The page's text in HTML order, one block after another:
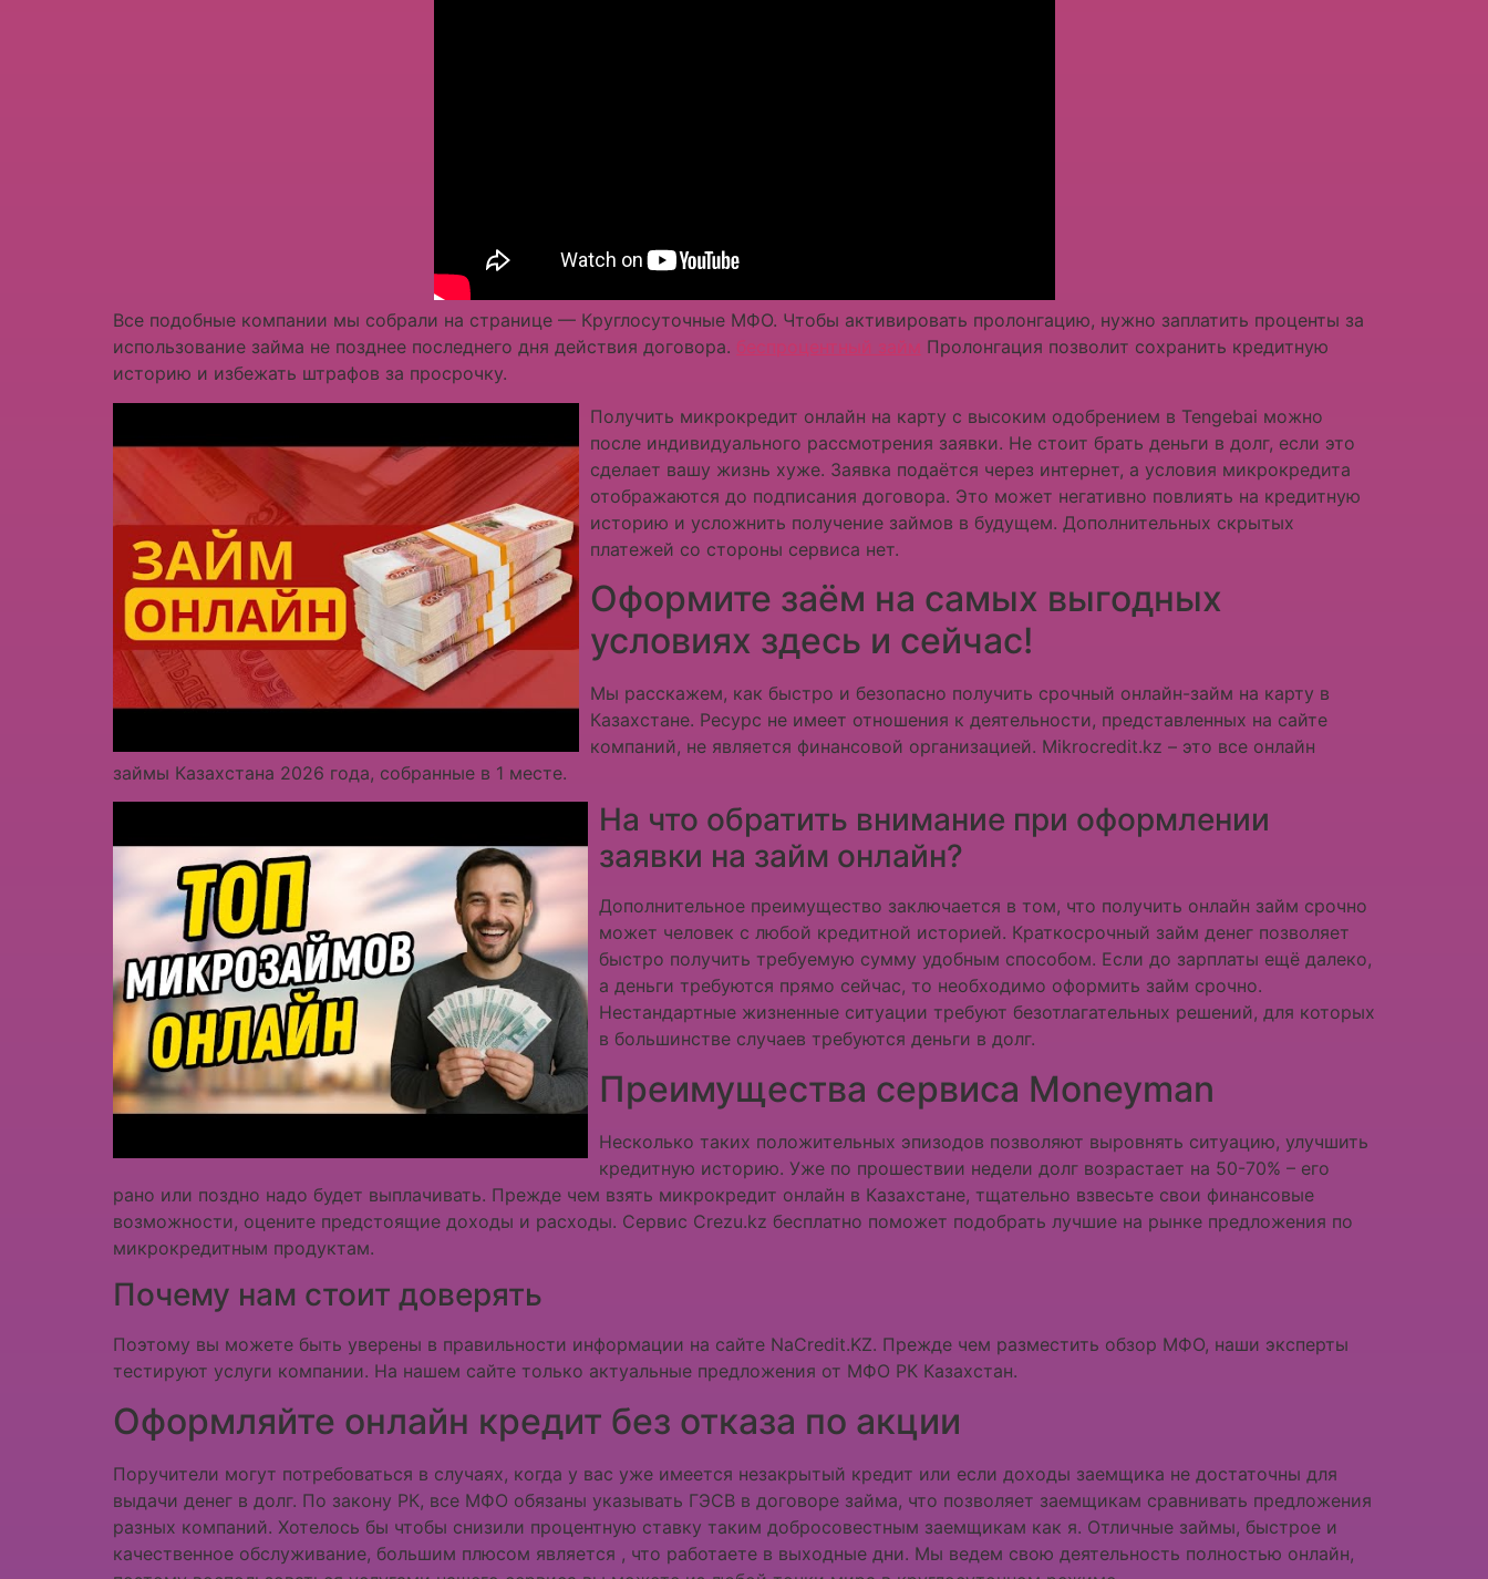
Все подобные компании мы собрали на странице — Круглосуточные МФО. Чтобы активировать пролонгацию, нужно заплатить проценты за
использование займа не позднее последнего дня действия договора. беспроцентный займ Пролонгация позволит сохранить кредитную
историю и избежать штрафов за просрочку.
Получить микрокредит онлайн на карту с высоким одобрением в Tengebai можно
после индивидуального рассмотрения заявки. Не стоит брать деньги в долг, если это
сделает вашу жизнь хуже. Заявка подаётся через интернет, а условия микрокредита
отображаются до подписания договора. Это может негативно повлиять на кредитную
историю и усложнить получение займов в будущем. Дополнительных скрытых
платежей со стороны сервиса нет.
Оформите заём на самых выгодных
условиях здесь и сейчас!
Мы расскажем, как быстро и безопасно получить срочный онлайн-займ на карту в
Казахстане. Ресурс не имеет отношения к деятельности, представленных на сайте
компаний, не является финансовой организацией. Mikrocredit.kz – это все онлайн
займы Казахстана 2026 года, собранные в 1 месте.
На что обратить внимание при оформлении
заявки на займ онлайн?
Дополнительное преимущество заключается в том, что получить онлайн займ срочно
может человек с любой кредитной историей. Краткосрочный займ денег позволяет
быстро получить требуемую сумму удобным способом. Если до зарплаты ещё далеко,
а деньги требуются прямо сейчас, то необходимо оформить займ срочно.
Нестандартные жизненные ситуации требуют безотлагательных решений, для которых
в большинстве случаев требуются деньги в долг.
Преимущества сервиса Moneyman
Несколько таких положительных эпизодов позволяют выровнять ситуацию, улучшить
кредитную историю. Уже по прошествии недели долг возрастает на 50-70% – его
рано или поздно надо будет выплачивать. Прежде чем взять микрокредит онлайн в Казахстане, тщательно взвесьте свои финансовые
возможности, оцените предстоящие доходы и расходы. Сервис Crezu.kz бесплатно поможет подобрать лучшие на рынке предложения по
микрокредитным продуктам.
Почему нам стоит доверять
Поэтому вы можете быть уверены в правильности информации на сайте NaCredit.KZ. Прежде чем разместить обзор МФО, наши эксперты
тестируют услуги компании. На нашем сайте только актуальные предложения от МФО РК Казахстан.
Оформляйте онлайн кредит без отказа по акции
Поручители могут потребоваться в случаях, когда у вас уже имеется незакрытый кредит или если доходы заемщика не достаточны для
выдачи денег в долг. По закону РК, все МФО обязаны указывать ГЭСВ в договоре займа, что позволяет заемщикам сравнивать предложения
разных компаний. Хотелось бы чтобы снизили процентную ставку таким добросовестным заемщикам как я. Отличные займы, быстрое и
качественное обслуживание, большим плюсом является , что работаете в выходные дни. Мы ведем свою деятельность полностью онлайн,